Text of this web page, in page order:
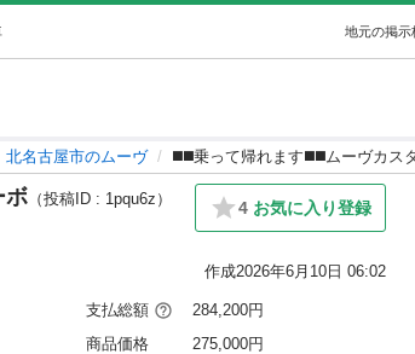
地元の掲示
北名古屋市のムーヴ ◼️◼️乗って帰れます◼️◼️ムーヴカス
ボ （投稿ID : 1pqu6z） 4 お気に入り登録
作成2026年6月10日 06:02
支払総額
284,200円
商品価格
275,000円